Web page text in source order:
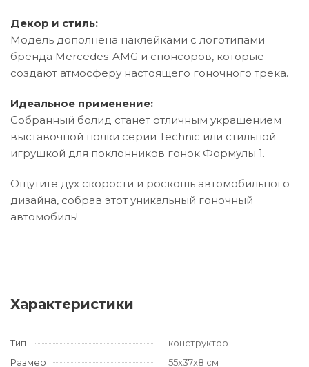
Декор и стиль:
Модель дополнена наклейками с логотипами
бренда Mercedes-AMG и спонсоров, которые
создают атмосферу настоящего гоночного трека.
Идеальное применение:
Собранный болид станет отличным украшением
выставочной полки серии Technic или стильной
игрушкой для поклонников гонок Формулы 1.
Ощутите дух скорости и роскошь автомобильного
дизайна, собрав этот уникальный гоночный
автомобиль!
Характеристики
Тип
конструктор
Размер
55x37x8 см